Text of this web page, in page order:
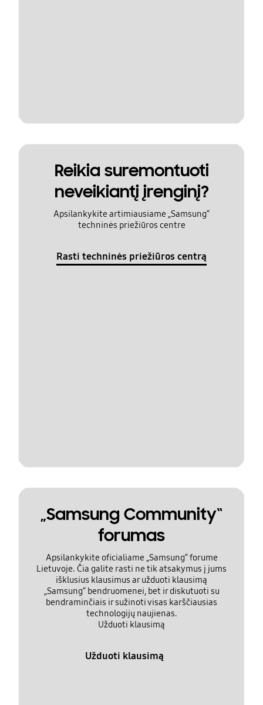
Reikia suremontuoti
neveikiantį įrenginį?
Apsilankykite artimiausiame „Samsung“
techninės priežiūros centre
Rasti techninės priežiūros centrą
„Samsung Community“
forumas
Apsilankykite oficialiame „Samsung“ forume
Lietuvoje. Čia galite rasti ne tik atsakymus į jums
išklusius klausimus ar užduoti klausimą
„Samsung“ bendruomenei, bet ir diskutuoti su
bendraminčiais ir sužinoti visas karščiausias
technologijų naujienas.
Užduoti klausimą
Užduoti klausimą